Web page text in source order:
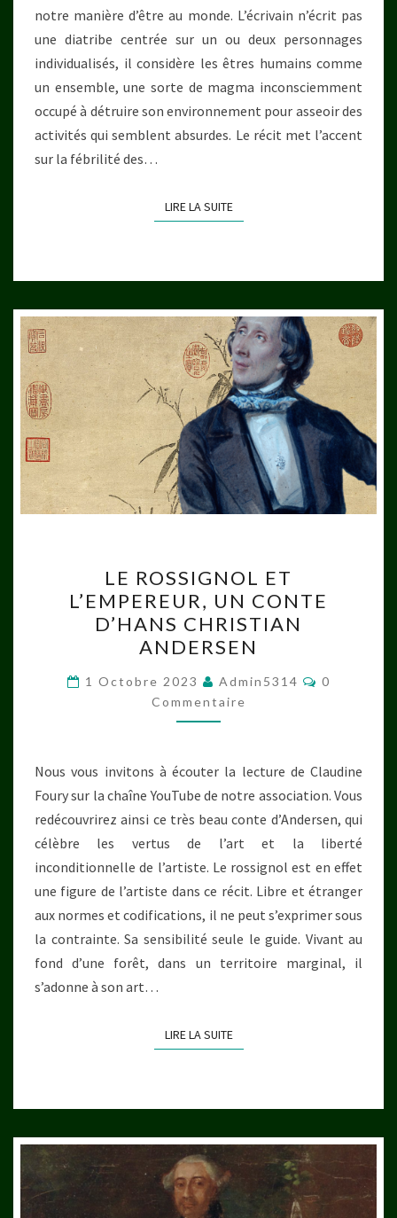
notre manière d’être au monde. L’écrivain n’écrit pas
une diatribe centrée sur un ou deux personnages
individualisés, il considère les êtres humains comme
un ensemble, une sorte de magma inconsciemment
occupé à détruire son environnement pour asseoir des
activités qui semblent absurdes. Le récit met l’accent
sur la fébrilité des…
LIRE LA SUITELIRE LA SUITE
ROSSIGNOL
ET
L’EMPEREUR,
UN
CONTE
D’HANS
CHRISTIAN
LE ROSSIGNOL ET
L’EMPEREUR, UN CONTE
D’HANS CHRISTIAN
ANDERSEN
1 Octobre 2023 Admin5314
0
Commentaire
Nous vous invitons à écouter la lecture de Claudine
Foury sur la chaîne YouTube de notre association. Vous
redécouvrirez ainsi ce très beau conte d’Andersen, qui
célèbre les vertus de l’art et la liberté
inconditionnelle de l’artiste. Le rossignol est en effet
une figure de l’artiste dans ce récit. Libre et étranger
aux normes et codifications, il ne peut s’exprimer sous
la contrainte. Sa sensibilité seule le guide. Vivant au
fond d’une forêt, dans un territoire marginal, il
s’adonne à son art…
LIRE LA SUITELIRE LA SUITE